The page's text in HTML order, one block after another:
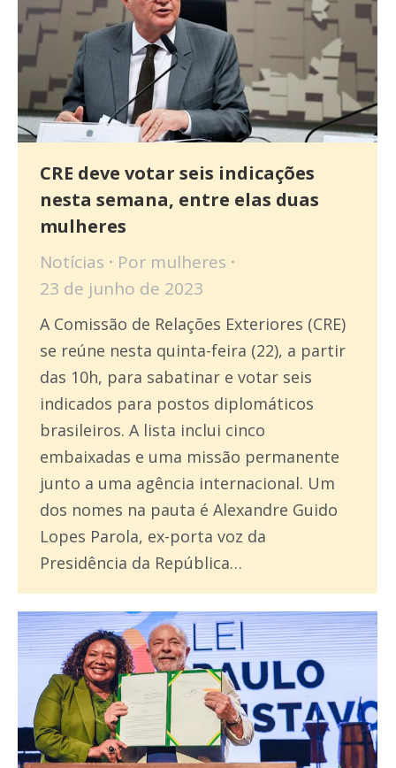
CRE deve votar seis indicações
nesta semana, entre elas duas
mulheres
Notícias Por mulheres
23 de junho de 2023
A Comissão de Relações Exteriores (CRE)
se reúne nesta quinta-feira (22), a partir
das 10h, para sabatinar e votar seis
indicados para postos diplomáticos
brasileiros. A lista inclui cinco
embaixadas e uma missão permanente
junto a uma agência internacional. Um
dos nomes na pauta é Alexandre Guido
Lopes Parola, ex-porta voz da
Presidência da República…